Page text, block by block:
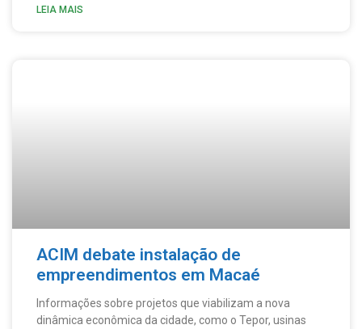
LEIA MAIS
ACIM debate instalação de
empreendimentos em Macaé
Informações sobre projetos que viabilizam a nova
dinâmica econômica da cidade, como o Tepor, usinas